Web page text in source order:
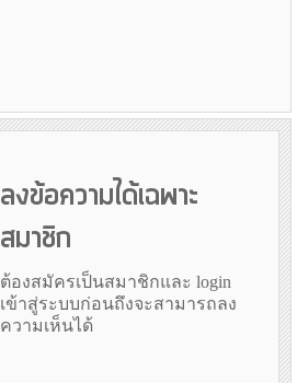
ลงข้อความได้เฉพาะ
สมาชิก
ต้องสมัครเป็นสมาชิกและ login
เข้าสู่ระบบก่อนถึงจะสามารถลง
ความเห็นได้